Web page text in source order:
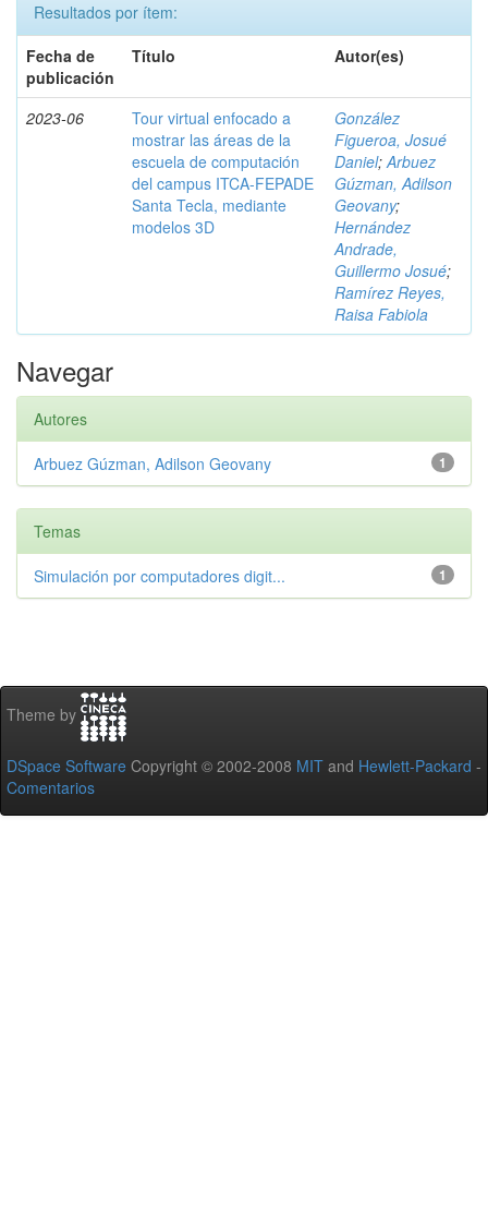
Resultados por ítem:
Fecha de
publicación
Título Autor(es)
2023-06
Tour virtual enfocado a
mostrar las áreas de la
escuela de computación
del campus ITCA-FEPADE
Santa Tecla, mediante
modelos 3D
González
Figueroa, Josué
Daniel;Arbuez
Gúzman, Adilson
Geovany;
Hernández
Andrade,
Guillermo Josué;
Ramírez Reyes,
Raisa Fabiola
Navegar
Autores
1
Arbuez Gúzman, Adilson Geovany
Temas
1
Simulación por computadores digit...
Theme by
DSpace Software Copyright © 2002-2008 MIT and Hewlett-Packard -
Comentarios